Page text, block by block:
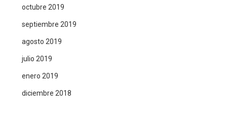
octubre 2019
septiembre 2019
agosto 2019
julio 2019
enero 2019
diciembre 2018